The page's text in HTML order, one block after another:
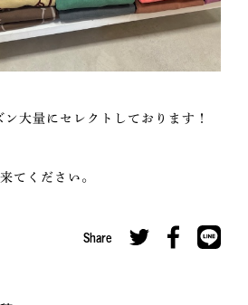
大量にセレクトしております！
てください。
Share